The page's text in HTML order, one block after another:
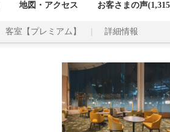
地図・アクセス お客さまの声(1,315
客室【プレミアム】 詳細情報